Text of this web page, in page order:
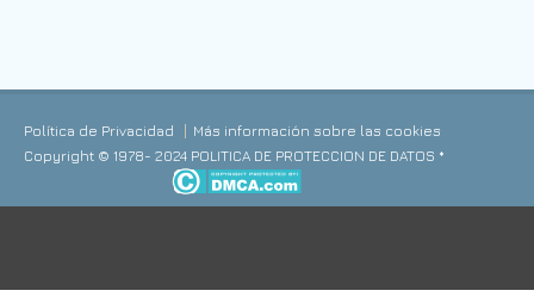
Política de Privacidad
Más información sobre las cookies
Copyright © 1978- 2024 POLITICA DE PROTECCION DE DATOS *